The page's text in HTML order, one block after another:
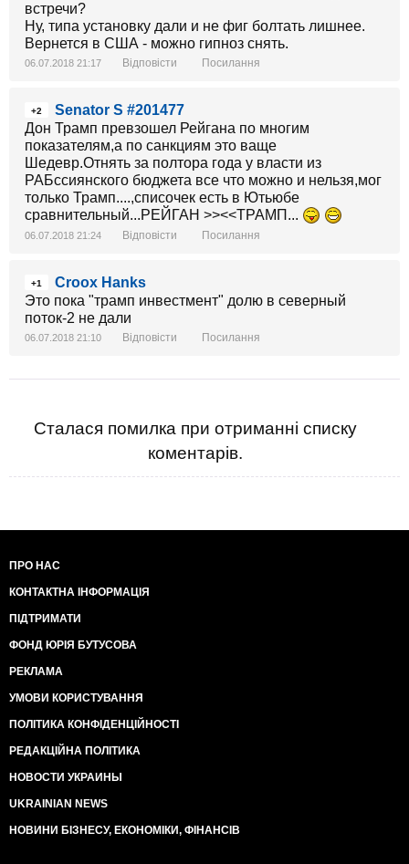
встречи?
Ну, типа установку дали и не фиг болтать лишнее.
Вернется в США - можно гипноз снять.
06.07.2018 21:17 Відповісти Посилання
+2
Senator S #201477
Дон Трамп превзошел Рейгана по многим
показателям,а по санкциям это ваще
Шедевр.Отнять за полтора года у власти из
РАБссиянского бюджета все что можно и нельзя,мог
только Трамп....,списочек есть в Ютьюбе
сравнительный...РЕЙГАН >><<ТРАМП...
06.07.2018 21:24 Відповісти Посилання
+1
Croox Hanks
Это пока "трамп инвестмент" долю в северный
поток-2 не дали
06.07.2018 21:10 Відповісти Посилання
Сталася помилка при отриманні списку
коментарів.
ПРО НАС
КОНТАКТНА ІНФОРМАЦІЯ
ПІДТРИМАТИ
ФОНД ЮРІЯ БУТУСОВА
РЕКЛАМА
УМОВИ КОРИСТУВАННЯ
ПОЛІТИКА КОНФІДЕНЦІЙНОСТІ
РЕДАКЦІЙНА ПОЛІТИКА
НОВОСТИ УКРАИНЫ
UKRAINIAN NEWS
НОВИНИ БІЗНЕСУ, ЕКОНОМІКИ, ФІНАНСІВ